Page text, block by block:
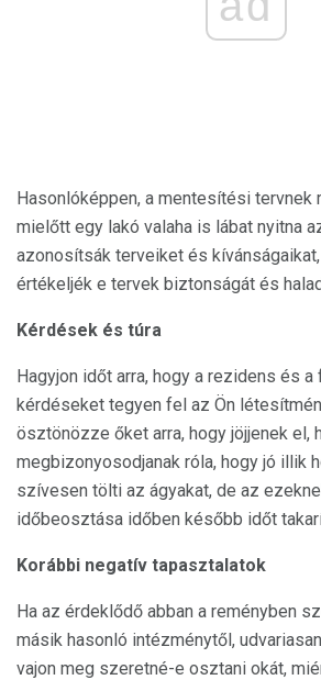
Hasonlóképpen, a mentesítési tervnek
mielőtt egy lakó valaha is lábat nyitna
azonosítsák terveiket és
értékeljék e tervek biztonságát és
Kérdések és túra
Hagyjon időt arra, hogy a rezidens és
kérdéseket tegyen fel az Ön
ösztönözze őket arra, hogy jöjjenek el,
megbizonyosodjanak róla, hogy jó illik
szívesen tölti az ágyakat, de az
időbeosztása időben később időt
Korábbi negatív tapasztalatok
Ha az érdeklődő abban a reményben
másik hasonló intézménytől,
vajon meg szeretné-e osztani okát,